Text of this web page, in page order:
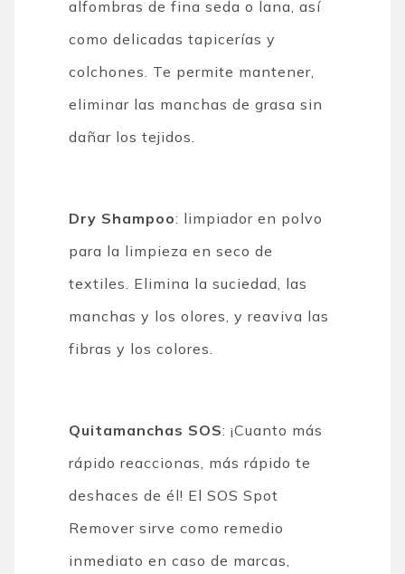
alfombras de fina seda o lana, así
como delicadas tapicerías y
colchones. Te permite mantener,
eliminar las manchas de grasa sin
dañar los tejidos.
Dry Shampoo: limpiador en polvo
para la limpieza en seco de
textiles. Elimina la suciedad, las
manchas y los olores, y reaviva las
fibras y los colores.
Quitamanchas SOS: ¡Cuanto más
rápido reaccionas, más rápido te
deshaces de él! El SOS Spot
Remover sirve como remedio
inmediato en caso de marcas,